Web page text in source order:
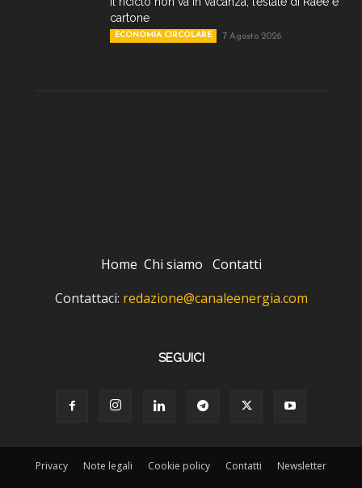
cartone
ECONOMIA CIRCOLARE 7 Agosto 2026
Home Chi siamo Contatti
Contattaci: redazione@canaleenergia.com
SEGUICI
Privacy Note legali Cookie policy Contatti Newsletter